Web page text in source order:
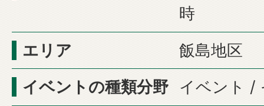
時
エリア
飯島地区
イベントの種類分野
イベント /